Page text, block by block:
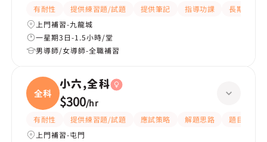
有耐性 提供練習題/試題 提供筆記 指導功課
長期補習
上門補習-九龍城
一星期3日-1.5小時/堂
男導師/女導師-全職補習
全科
小六,全科
$300/hr
有耐性 提供練習題/試題 應試策略 解題思路
題目講解
上門補習-屯門